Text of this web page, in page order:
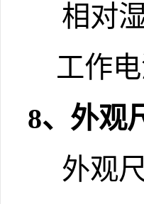
相对
工作电
8、外观
外观